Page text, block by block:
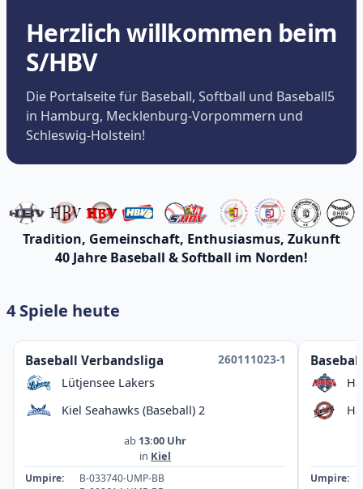
Herzlich willkommen beim
S/HBV
Die Portalseite für Baseball, Softball und Baseball5
in Hamburg, Mecklenburg-Vorpommern und
Schleswig-Holstein!
Tradition, Gemeinschaft, Enthusiasmus, Zukunft
40 Jahre Baseball & Softball im Norden!
4 Spiele heute
Baseball Verbandsliga
260111023-1
Lütjensee Lakers
Kiel Seahawks (Baseball) 2
ab 13:00 Uhr
in Kiel
Umpire:
B-033740-UMP-BB
Umpire: